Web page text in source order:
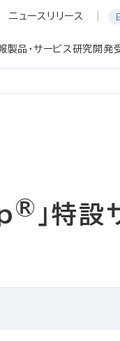
ニュースリリース
製品・サービス 研究開発
® 」特設